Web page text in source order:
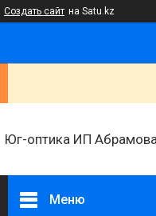
Создать сайт на Satu.kz
Юг-оптика ИП Абрамова
Меню